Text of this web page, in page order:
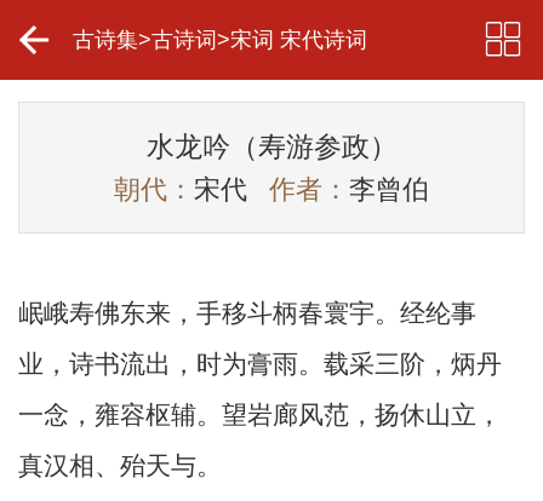
古诗集>古诗词 >宋词 宋代诗词
水龙吟（寿游参政）
朝代： 宋代 作者： 李曾伯
岷峨寿佛东来，手移斗柄春寰宇。经纶事
业，诗书流出，时为膏雨。载采三阶，炳丹
一念，雍容枢辅。望岩廊风范，扬休山立，
真汉相、殆天与。